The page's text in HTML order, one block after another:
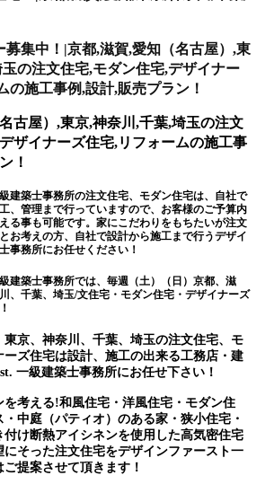
募集中！|京都,滋賀,愛知（名古屋）,東
の注文住宅,モダン住宅,デザイナー
の施工事例,設計,販売プラン！
古屋）,東京,神奈川,千葉,埼玉の注文
ザイナーズ住宅,リフォームの施工事
！
建築士事務所の注文住宅、モダン住宅は、自社で
、管理まで行っていますので、お客様のご予算内
る事も可能です。家にこだわりをもちたいが注文
お考えの方、自社で設計から施工まで行うデザイ
事務所にお任せください！
建築士事務所では、毎週（土）（日）京都、滋
、千葉、埼玉/文住宅・モダン住宅・デザイナーズ
東京、神奈川、千葉、埼玉の注文住宅、モ
ーズ住宅は設計、施工の出来る工務店・建
st. 一級建築士事務所にお任せ下さい！
を考える!和風住宅・洋風住宅・モダン住
中庭（パティオ）のある家・狭小住宅・
付け断熱アイシネンを使用した高気密住宅
にそった注文住宅をデザインファースト一
提案させて頂きます！